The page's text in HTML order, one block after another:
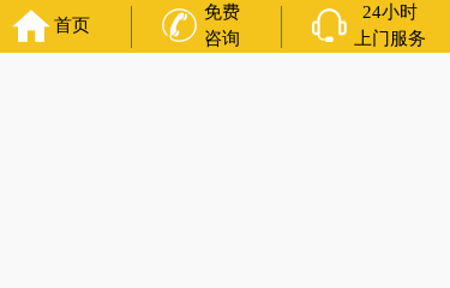
友情链接： 殡葬服务 苏州丧葬公司 石家庄殡葬一条龙 长沙殡
葬服务公司
南昌青山湖殡仪灵车转运
呼和浩特灵车出租公司
哈尔滨道里区丧葬用品西宁城东区白事服务潍坊奎文区殡仪
首页
免费
咨询
24小时
上门服务